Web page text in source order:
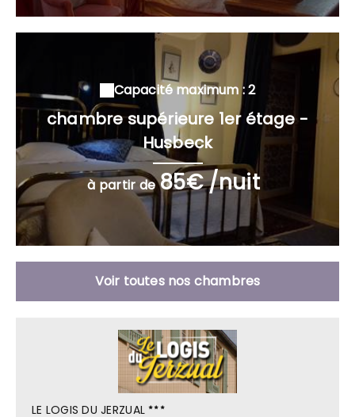
Capacité maximum : 2
chambre supérieure 1er étage -
Husbeck
à partir de85€ /nuit
Voir toutes nos chambres
LE LOGIS DU JERZUAL